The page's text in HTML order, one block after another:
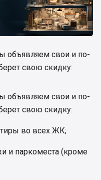
объявляем свои и по-
свою скидку:
объявляем свои и по-
свою скидку:
во всех ЖК;
и паркоместа (кроме